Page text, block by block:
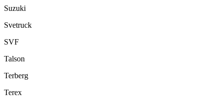
Suzuki
Svetruck
SVF
Talson
Terberg
Terex